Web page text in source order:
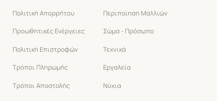
Πολιτική Απορρήτου
Προωθητικές Ενέργειες
Πολιτική Επιστροφών
Τρόποι Πληρωμής
Τρόποι Αποστολής
Περιποίηση Μαλλιών
Σώμα - Πρόσωπο
Τεχνικά
Εργαλεία
Νύχια